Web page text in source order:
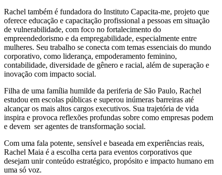
Rachel também é fundadora do Instituto Capacita-me, projeto que
oferece educação e capacitação profissional a pessoas em situação
de vulnerabilidade, com foco no fortalecimento do
empreendedorismo e da empregabilidade, especialmente entre
mulheres. Seu trabalho se conecta com temas essenciais do mundo
corporativo, como liderança, empoderamento feminino,
contabilidade, diversidade de gênero e racial, além de superação e
inovação com impacto social.
Filha de uma família humilde da periferia de São Paulo, Rachel
estudou em escolas públicas e superou inúmeras barreiras até
alcançar os mais altos cargos executivos. Sua trajetória de vida
inspira e provoca reflexões profundas sobre como empresas podem
e devem ser agentes de transformação social.
Com uma fala potente, sensível e baseada em experiências reais,
Rachel Maia é a escolha certa para eventos corporativos que
desejam unir conteúdo estratégico, propósito e impacto humano em
uma só voz.